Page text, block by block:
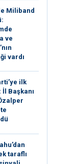
Miliband
ve
vardı
ilk
İl Başkanı
taraflı